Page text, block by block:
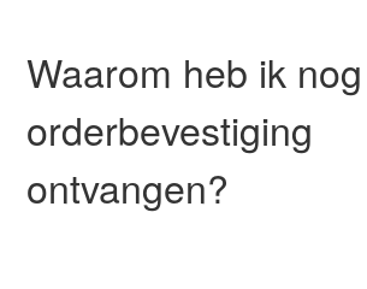
Waarom heb ik
orderbevestiging
ontvangen?